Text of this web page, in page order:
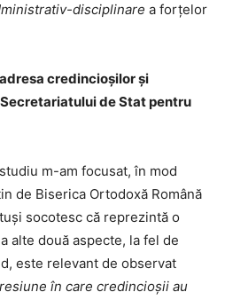
disciplinare a forțelor
credincioșilor și
de Stat pentru
m-am focusat, în mod
de Biserica Ortodoxă Română
socotesc că reprezintă o
alte două aspecte, la fel de
este relevant de observat
în care credincioșii au